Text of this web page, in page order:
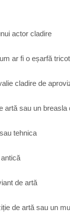
actor cladire
ar fi o eșarfă
cladire de
artă sau un breasla
tehnica
de artă
de artă sau un